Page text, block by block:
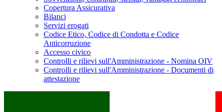
Copertura Assicurativa
Bilanci
Servizi erogati
Codice Etico, Codice di Condotta e Codice
Anticorruzione
Accesso civico
Controlli e rilievi sull'Amministrazione - Nomina OIV
Controlli e rilievi sull'Amministrazione - Documenti di
attestazione